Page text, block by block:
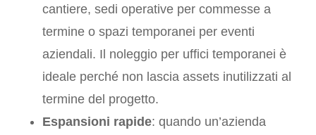
cantiere, sedi operative per commesse a
termine o spazi temporanei per eventi
aziendali. Il noleggio per uffici temporanei è
ideale perché non lascia assets inutilizzati al
termine del progetto.
Espansioni rapide: quando un’azienda